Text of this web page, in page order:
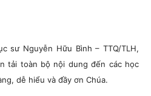
sư Nguyễn Hữu Bình – TTQ/TLH,
tải toàn bộ nội dung đến các học
dễ hiểu và đầy ơn Chúa.